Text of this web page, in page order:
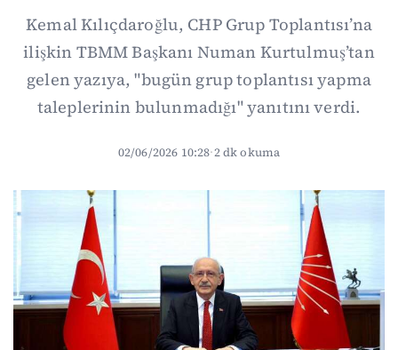
Kemal Kılıçdaroğlu, CHP Grup Toplantısı’na
ilişkin TBMM Başkanı Numan Kurtulmuş’tan
gelen yazıya, "bugün grup toplantısı yapma
taleplerinin bulunmadığı" yanıtını verdi.
02/06/2026 10:28·2 dk okuma